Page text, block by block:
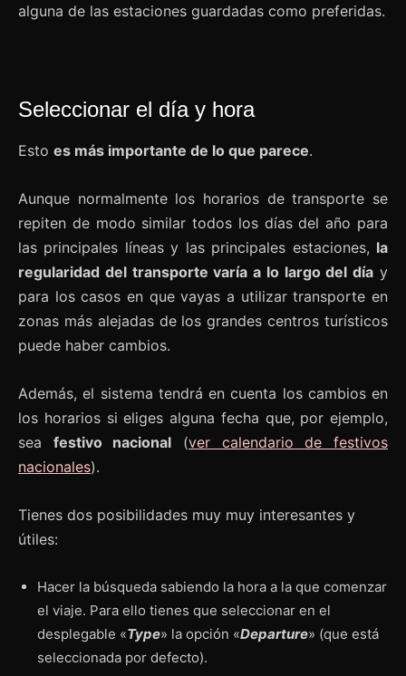
alguna de las estaciones guardadas como preferidas.
Seleccionar el día y hora
Esto es más importante de lo que parece.
Aunque normalmente los horarios de transporte se
repiten de modo similar todos los días del año para
las principales líneas y las principales estaciones, la
regularidad del transporte varía a lo largo del día y
para los casos en que vayas a utilizar transporte en
zonas más alejadas de los grandes centros turísticos
puede haber cambios.
Además, el sistema tendrá en cuenta los cambios en
los horarios si eliges alguna fecha que, por ejemplo,
sea festivo nacional (ver calendario de festivos
nacionales).
Tienes dos posibilidades muy muy interesantes y
útiles:
Hacer la búsqueda sabiendo la hora a la que comenzar
el viaje. Para ello tienes que seleccionar en el
desplegable «Type» la opción «Departure» (que está
seleccionada por defecto).